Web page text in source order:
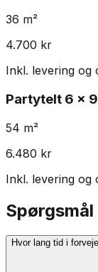
36 m²
4.700 kr
Inkl. levering og
Partytelt 6 x
54 m²
6.480 kr
Inkl. levering og
Hvor lang tid i